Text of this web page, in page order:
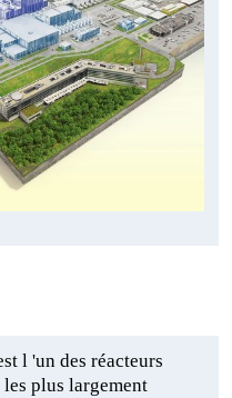
l 'un des réacteurs
plus largement